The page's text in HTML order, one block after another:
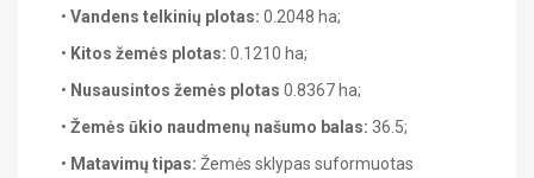
• Vandens telkinių plotas: 0.2048 ha;
• Kitos žemės plotas: 0.1210 ha;
• Nusausintos žemės plotas 0.8367 ha;
• Žemės ūkio naudmenų našumo balas: 36.5;
• Matavimų tipas: Žemės sklypas suformuotas